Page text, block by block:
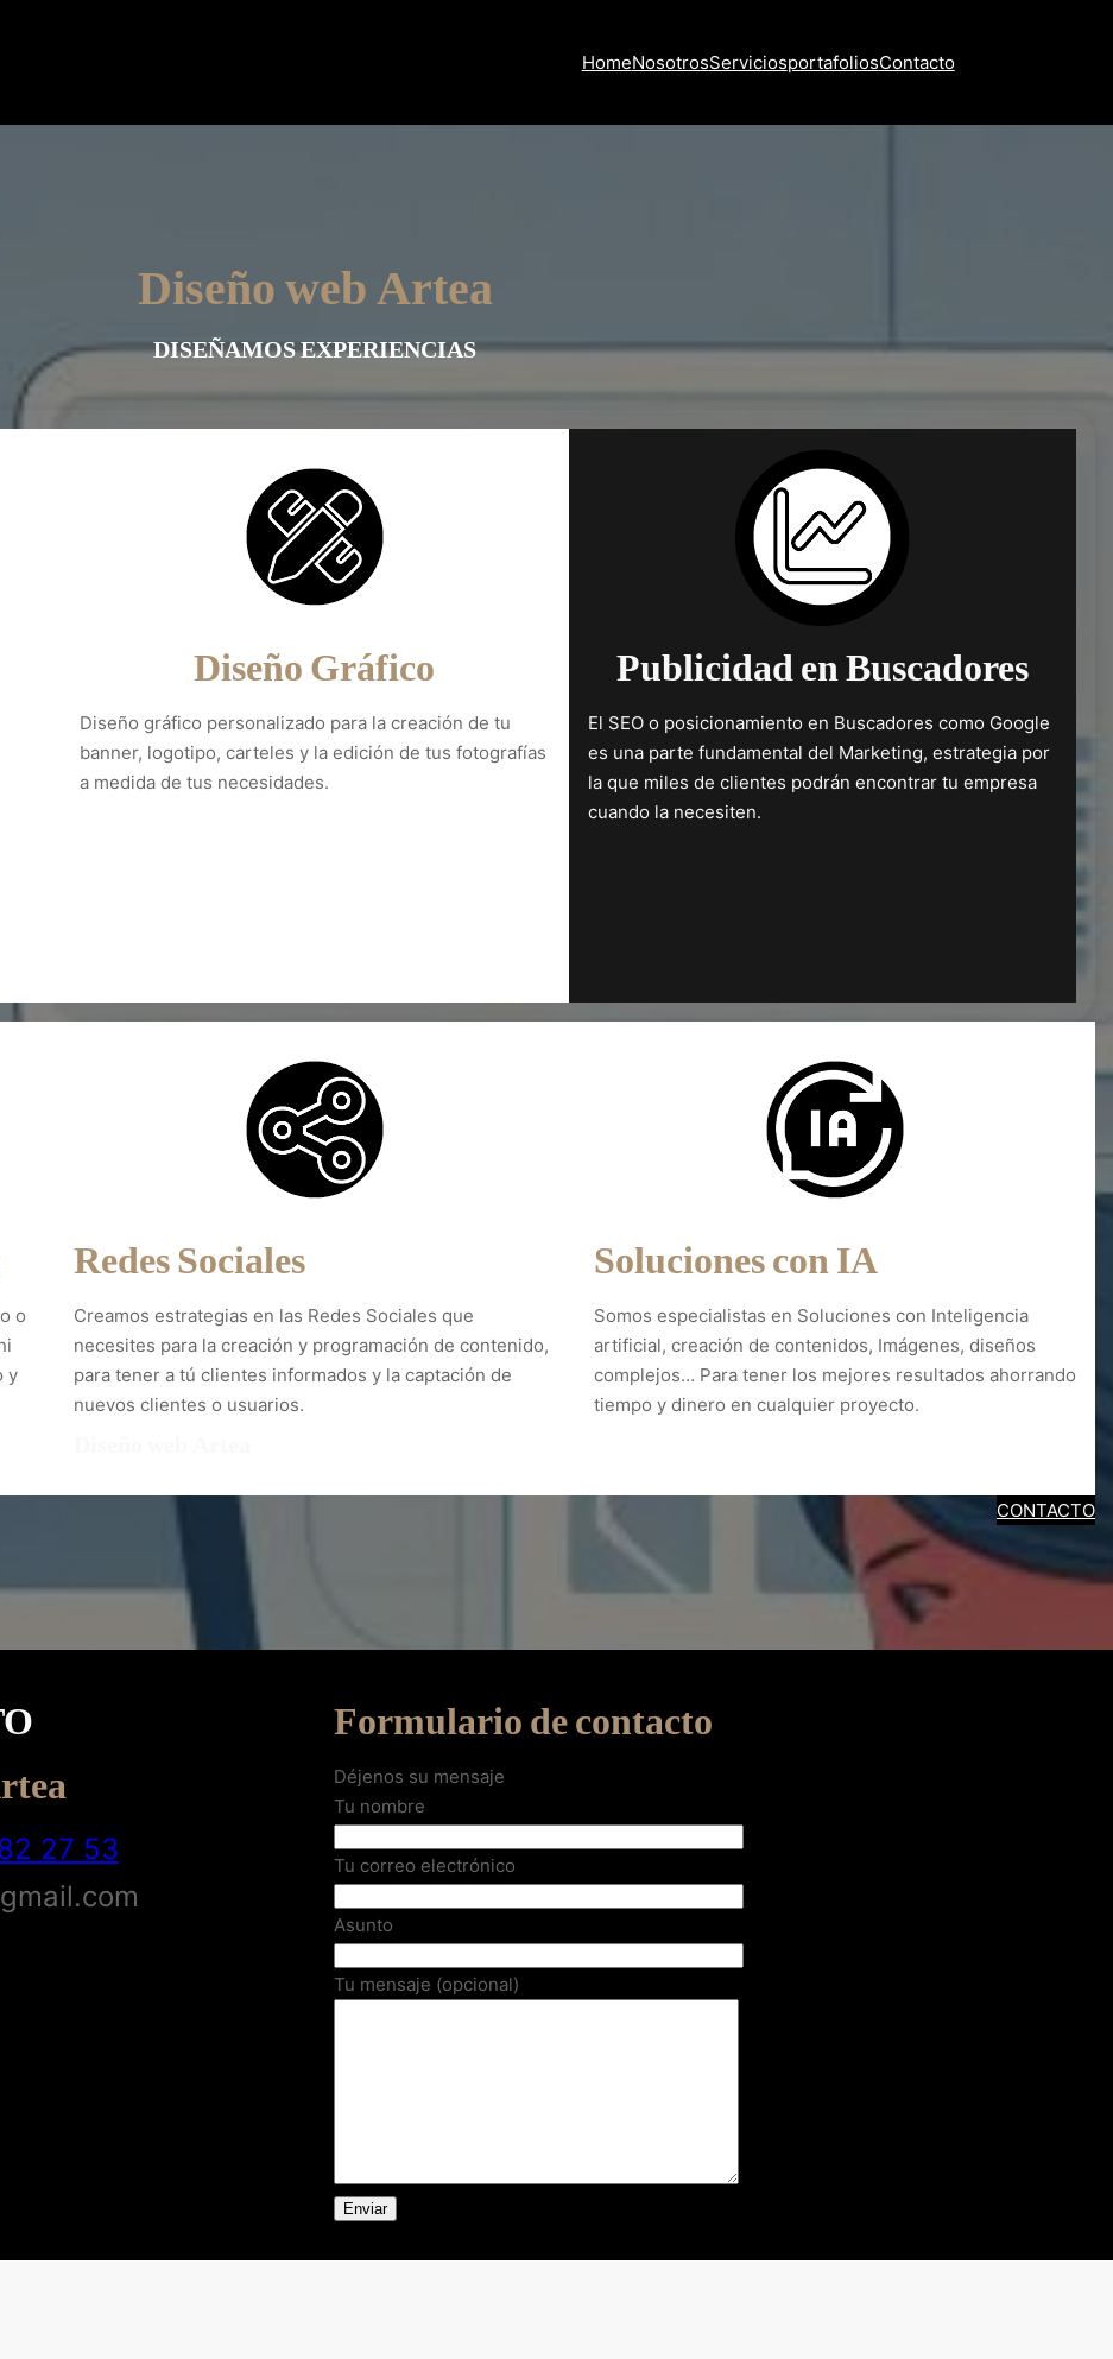
HomeNosotrosServiciosportafoliosContacto
Diseño web Artea
DISEÑAMOS EXPERIENCIAS
Diseño Gráfico
Diseño gráfico personalizado para la creación de tu
banner, logotipo, carteles y la edición de tus fotografías
a medida de tus necesidades.
Publicidad en Buscadores
El SEO o posicionamiento en Buscadores como Google
es una parte fundamental del Marketing, estrategia por
la que miles de clientes podrán encontrar tu empresa
cuando la necesiten.
o
y
Redes Sociales
Creamos estrategias en las Redes Sociales que
necesites para la creación y programación de contenido,
para tener a tú clientes informados y la captación de
nuevos clientes o usuarios.
Soluciones con IA
Somos especialistas en Soluciones con Inteligencia
artificial, creación de contenidos, Imágenes, diseños
complejos… Para tener los mejores resultados ahorrando
tiempo y dinero en cualquier proyecto.
CONTACTO
27 53
Formulario de contacto
Déjenos su mensaje
Tu nombre
Tu correo electrónico
Asunto
Tu mensaje (opcional)